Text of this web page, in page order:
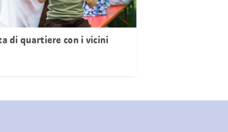
di quartiere con i vicini